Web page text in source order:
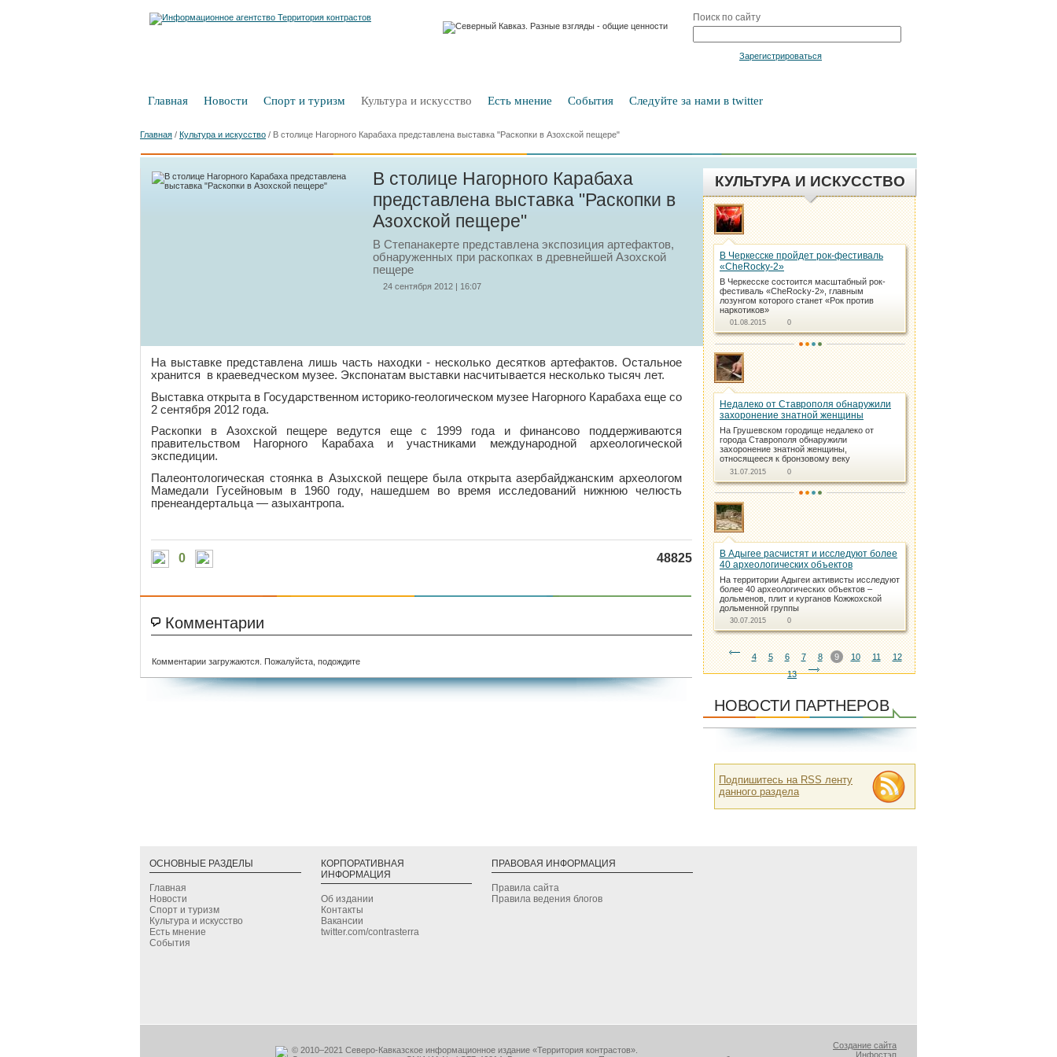
Поиск по сайту
Зарегистрироваться
Главная Новости Спорт и туризм Культура и искусство Есть мнение События Следуйте за нами в twitter
Главная / Культура и искусство / В столице Нагорного Карабаха представлена выставка "Раскопки в Азохской пещере"
В столице Нагорного Карабаха
представлена выставка "Раскопки в
Азохской пещере"
В Степанакерте представлена экспозиция артефактов,
обнаруженных при раскопках в древнейшей Азохской
пещере
24 сентября 2012 | 16:07
На выставке представлена лишь часть находки - несколько десятков артефактов. Остальное
хранится в краеведческом музее. Экспонатам выставки насчитывается несколько тысяч лет.
Выставка открыта в Государственном историко-геологическом музее Нагорного Карабаха еще со
2 сентября 2012 года.
Раскопки в Азохской пещере ведутся еще с 1999 года и финансово поддерживаются
правительством Нагорного Карабаха и участниками международной археологической
экспедиции.
Палеонтологическая стоянка в Азыхской пещере была открыта азербайджанским археологом
Мамедали Гусейновым в 1960 году, нашедшем во время исследований нижнюю челюсть
пренеандертальца — азыхантропа.
0 48825
Комментарии
Комментарии загружаются. Пожалуйста, подождите
КУЛЬТУРА И ИСКУССТВО
В Черкесске пройдет рок-фестиваль
«CheRocky-2»
В Черкесске состоится масштабный рок-
фестиваль «CheRocky-2», главным
лозунгом которого станет «Рок против
наркотиков»
01.08.2015 0
Недалеко от Ставрополя обнаружили
захоронение знатной женщины
На Грушевском городище недалеко от
города Ставрополя обнаружили
захоронение знатной женщины,
относящееся к бронзовому веку
31.07.2015 0
В Адыгее расчистят и исследуют более
40 археологических объектов
На территории Адыгеи активисты исследуют
более 40 археологических объектов –
дольменов, плит и курганов Кожжохской
дольменной группы
30.07.2015 0
4 5 6 7 8 9 10 11
12
13
НОВОСТИ ПАРТНЕРОВ
Подпишитесь на RSS ленту
данного раздела
ОСНОВНЫЕ РАЗДЕЛЫ
Главная
Новости
Спорт и туризм
Культура и искусство
Есть мнение
События
КОРПОРАТИВНАЯ
ИНФОРМАЦИЯ
Об издании
Контакты
Вакансии
twitter.com/contrasterra
ПРАВОВАЯ ИНФОРМАЦИЯ
Правила сайта
Правила ведения блогов
© 2010–2021 Северо-Кавказское информационное издание «Территория контрастов».
Создание сайта
Инфостэп